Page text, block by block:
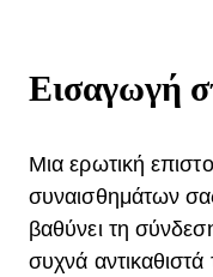
Εισαγωγή
Μια ερωτική
συναισθημάτων
βαθύνει τη
συχνά